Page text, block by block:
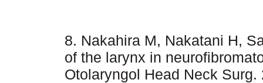
8. Nakahira M, Nakatani H,
of the larynx in
Otolaryngol Head Neck